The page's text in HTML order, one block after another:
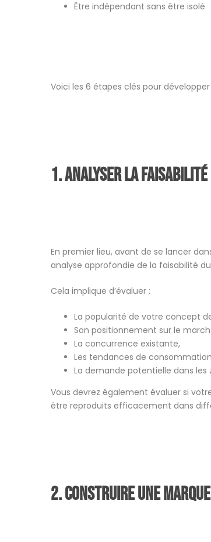
Être indépendant sans être isolé
Voici les 6 étapes clés pour
1. Analyser la
En premier lieu, avant de se lancer
analyse approfondie de la faisabilité
Cela implique d’évaluer :
La popularité de votre concept
Son positionnement sur le
La concurrence existante,
Les tendances de
La demande potentielle dans les
Vous devrez également évaluer si
être reproduits efficacement dans
2. Construire une